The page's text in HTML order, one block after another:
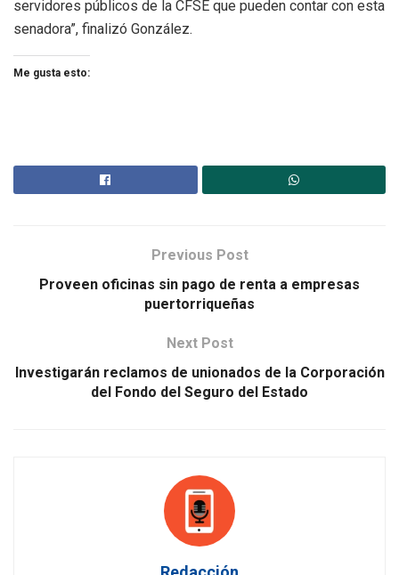
servidores públicos de la CFSE que pueden contar con esta
senadora”, finalizó González.
Me gusta esto:
Previous Post
Proveen oficinas sin pago de renta a empresas
puertorriqueñas
Next Post
Investigarán reclamos de unionados de la Corporación
del Fondo del Seguro del Estado